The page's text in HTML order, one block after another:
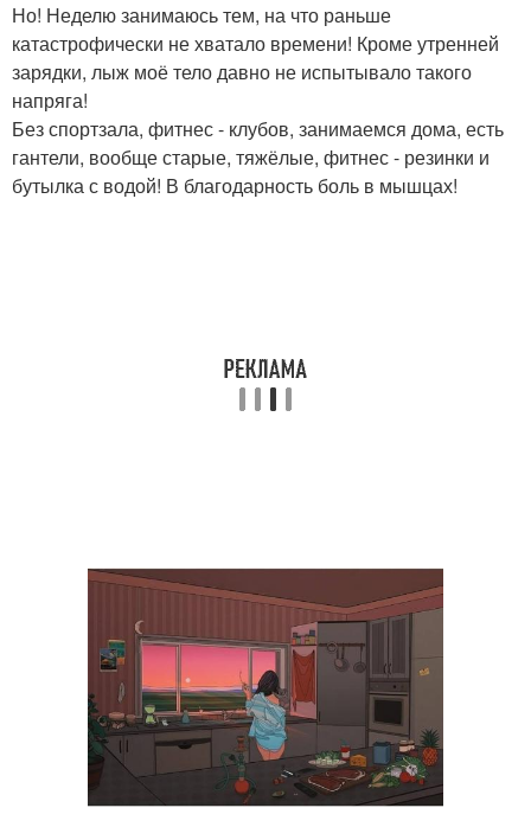
Но! Неделю занимаюсь тем, на что раньше
катастрофически не хватало времени! Кроме утренней
зарядки, лыж моё тело давно не испытывало такого
напряга!
Без спортзала, фитнес - клубов, занимаемся дома, есть
гантели, вообще старые, тяжёлые, фитнес - резинки и
бутылка с водой! В благодарность боль в мышцах!